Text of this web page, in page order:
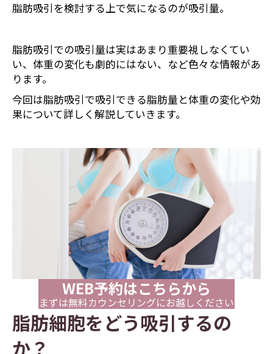
脂肪吸引を検討する上で気になるのが吸引量。
脂肪吸引での吸引量は実はあまり重要視しなくてい
い、体重の変化も劇的にはない、など色々な情報があ
ります。
今回は脂肪吸引で吸引できる脂肪量と体重の変化や効
果について詳しく解説していきます。
WEB予約はこちらから
まずは無料カウンセリングにお越しください
脂肪細胞をどう吸引するの
か？